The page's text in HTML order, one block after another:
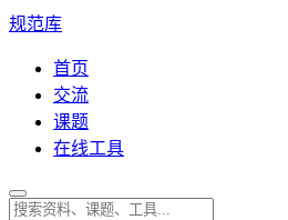
规范库
首页
交流
课题
在线工具